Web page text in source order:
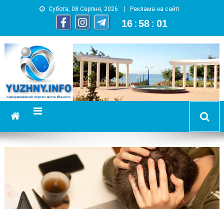
Субота, 08 Серпня, 2026 Реклама на сайті
16 :58 : 01
YUZHNY.INFO
информационный портал города Южный